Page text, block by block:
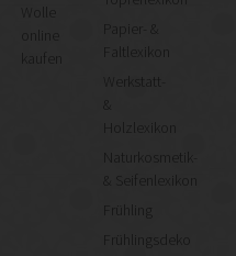
kaufen
Papier- &
Faltlexikon
Werkstatt-
&
Holzlexikon
Naturkosmetik-
& Seifenlexikon
Frühling
Frühlingsdeko